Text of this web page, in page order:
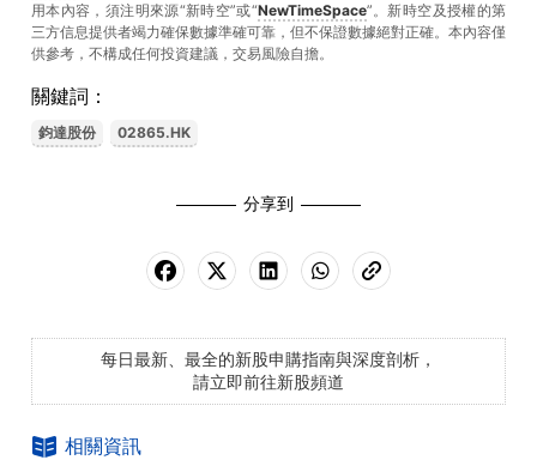
用本內容，須注明來源“新時空”或“NewTimeSpace”。新時空及授權的第
三方信息提供者竭力確保數據準確可靠，但不保證數據絕對正確。本內容僅
供參考，不構成任何投資建議，交易風險自擔。
關鍵詞：
鈞達股份 02865.HK
分享到
每日最新、最全的新股申購指南與深度剖析，
請立即前往新股頻道
相關資訊